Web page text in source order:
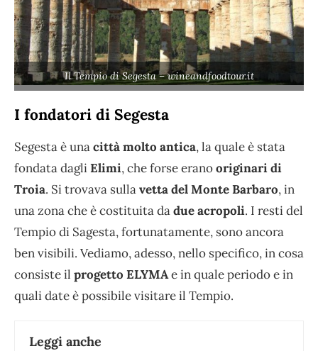
Il Tempio di Segesta – wineandfoodtour.it
I fondatori di Segesta
Segesta è unacittà molto antica, la quale è stata
fondata dagliElimi, che forse eranooriginari di
Troia. Si trovava sullavetta del Monte Barbaro, in
una zona che è costituita dadue acropoli. I resti del
Tempio di Sagesta, fortunatamente, sono ancora
ben visibili. Vediamo, adesso, nello specifico, in cosa
consiste il progetto ELYMAe in quale periodo e in
quali date è possibile visitare il Tempio.
Leggi anche